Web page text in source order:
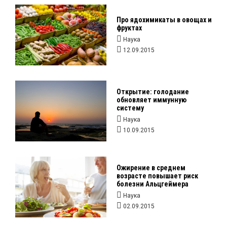
Про ядохимикаты в овощах и
фруктах
Наука
12.09.2015
Открытие: голодание
обновляет иммунную
систему
Наука
10.09.2015
Ожирение в среднем
возрасте повышает риск
болезни Альцгеймера
Наука
02.09.2015